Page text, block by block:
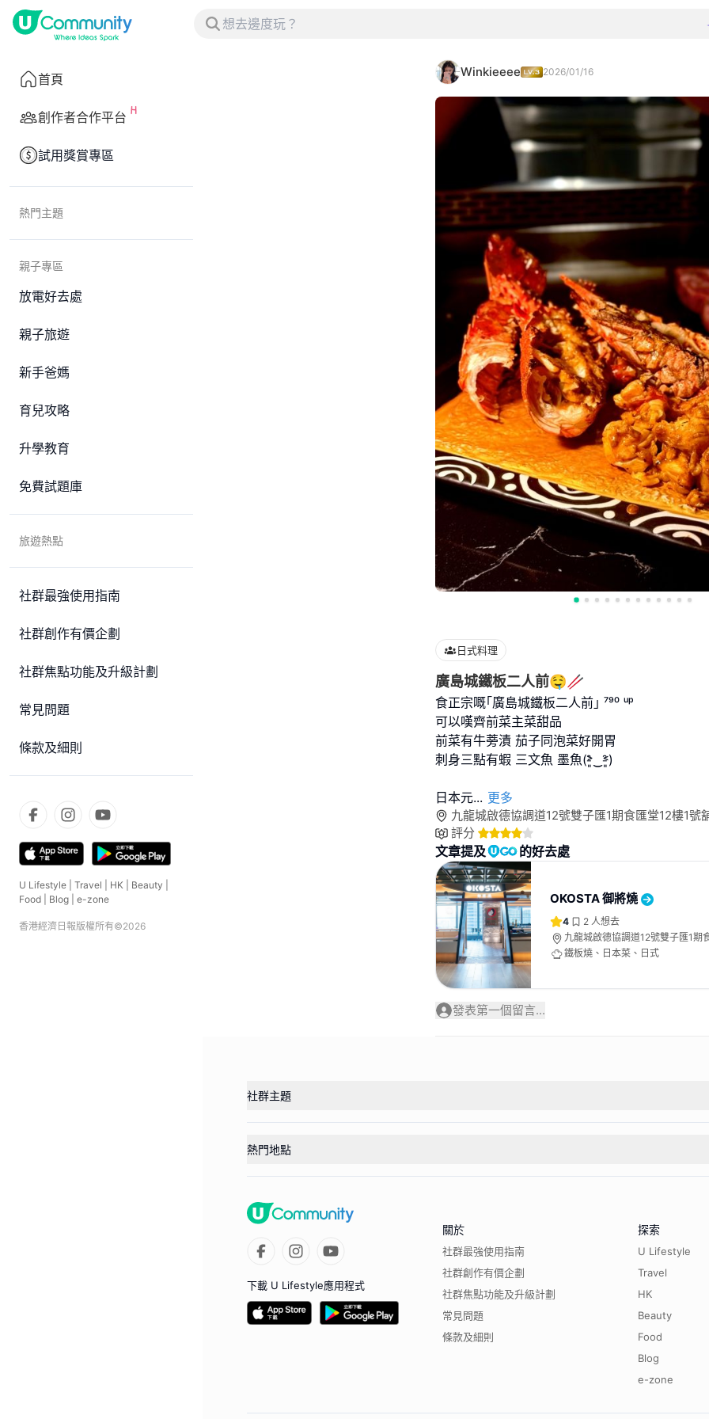
首頁
創作者合作平台
試用獎賞專區
熱門主題
親子專區
放電好去處
親子旅遊
新手爸媽
育兒攻略
升學教育
免費試題庫
旅遊熱點
社群最強使用指南
社群創作有價企劃
社群焦點功能及升級計劃
常見問題
條款及細則
U Lifestyle Travel HK Beauty
Food
Blog e-zone
香港經濟日報版權所有©2026
Winkieeee 2026/01/16
日式料理
廣島城鐵板二人前🤤🥢
食正宗嘅｢廣島城鐵板二人前｣ ⁷⁹⁰ ᵘᵖ
可以嘆齊前菜主菜甜品
前菜有牛蒡漬 茄子同泡菜好開胃
刺身三點有蝦 三文魚 墨魚(˃̵͈̑‿˂̵͈̑)
日本元... 更多
九龍城啟德協調道12號雙子匯1期食匯堂12樓1號
評分
文章提及 的好去處
OKOSTA 御將燒
4 2 人想去
九龍城啟德協調道12號雙子匯1期
鐵板燒、日本菜、日式
發表第一個留言...
社群主題
熱門地點
下載 U Lifestyle應用程式
關於
社群最強使用指南
社群創作有價企劃
社群焦點功能及升級計劃
常見問題
條款及細則
探索
U Lifestyle
Travel
HK
Beauty
Food
Blog
e-zone